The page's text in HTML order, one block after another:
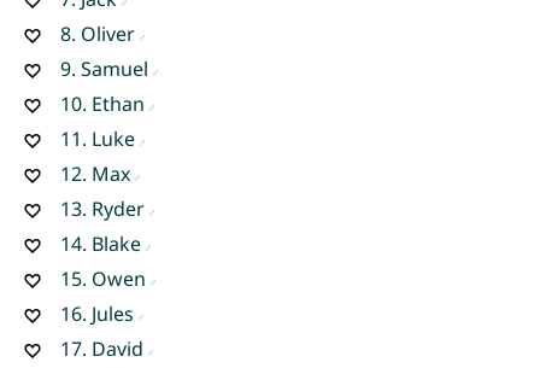
8. Oliver
9. Samuel
10. Ethan
11. Luke
12. Max
13. Ryder
14. Blake
15. Owen
16. Jules
17. David